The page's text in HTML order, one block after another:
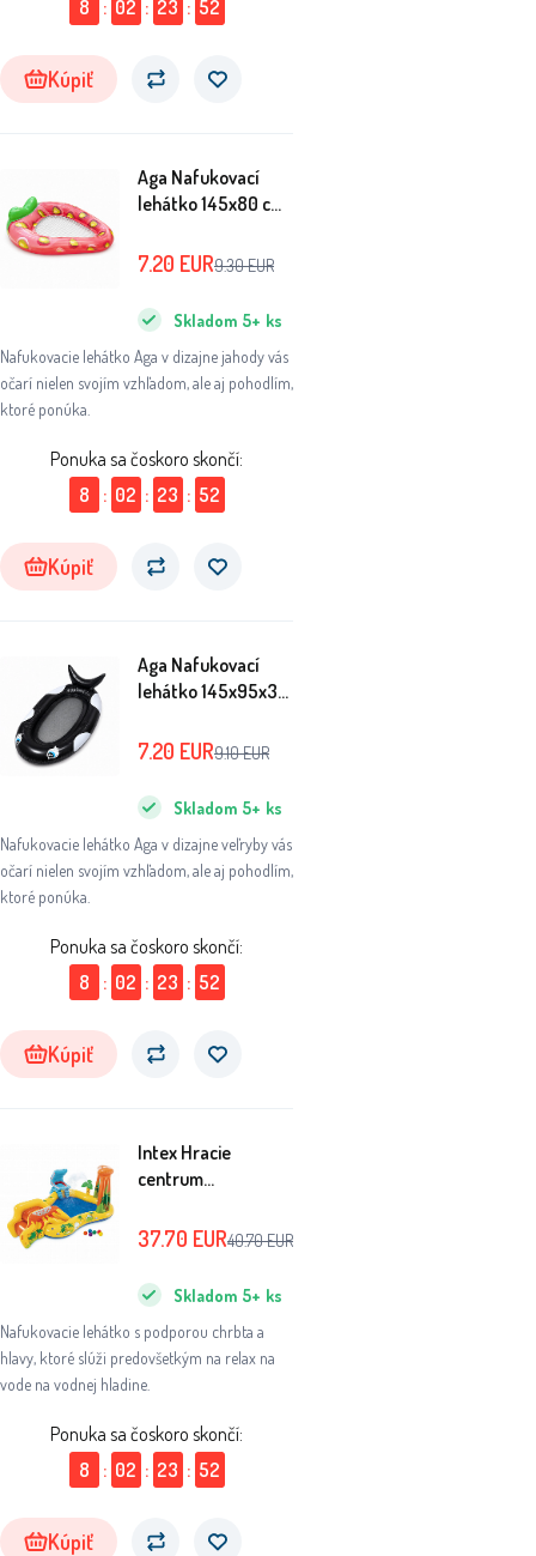
8 : 02 : 23 : 51
Kúpiť
Aga Nafukovací
lehátko 145x80 cm
Nafukovacie lehátko Aga v dizajne jahody vás
očarí nielen svojím vzhľadom, ale aj pohodlím,
ktoré ponúka.
Skladom 5+ ks
7.20 EUR9.30EUR
Ponuka sa čoskoro skončí:
8
: 02 : 23 : 51
Kúpiť
Aga Nafukovací
lehátko 145x95x30
Nafukovacie lehátko Aga v dizajne veľryby vás
očarí nielen svojím vzhľadom, ale aj pohodlím,
ktoré ponúka.
Skladom 5+ ks
7.20 EUR9.10EUR
Ponuka sa čoskoro skončí:
8
: 02 : 23 : 51
Kúpiť
Intex Hracie
centrum
Dinosaurus
Nafukovacie lehátko s podporou chrbta a
hlavy, ktoré slúži predovšetkým na relax na
vode na vodnej hladine.
Skladom 5+ ks
37.70 EUR40.70EUR
Ponuka sa čoskoro skončí:
8
: 02 : 23 : 51
Kúpiť